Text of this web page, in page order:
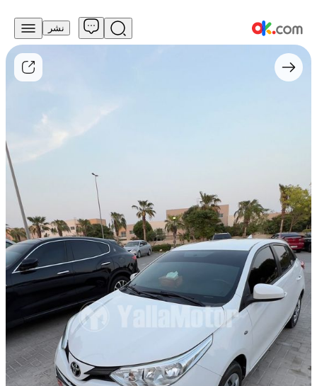
30,000
درهم
للبيع
تويوتا
يعمل
بالبنزين
مع
ناقل
حركة
متغير
مستمر
(CVT)
وبدفع
أمامي
مستعمل
نشر